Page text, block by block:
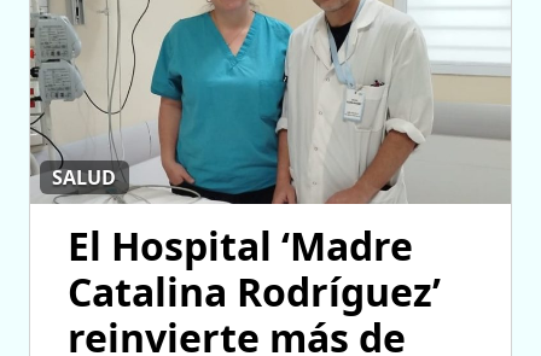
SALUD
El Hospital ‘Madre
Catalina Rodríguez’
reinvierte más de